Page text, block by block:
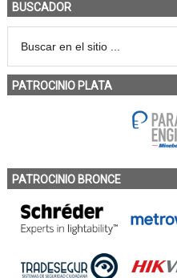
BUSCADOR
PATROCINIO PLATA
PATROCINIO BRONCE